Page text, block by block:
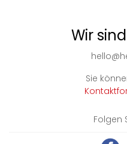
Wir
Sie
Folgen